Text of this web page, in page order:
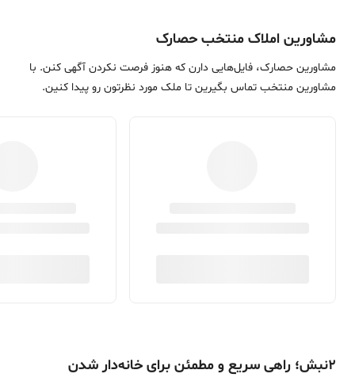
مشاورین املاک منتخب حصارک
مشاورین حصارک، فایل‌هایی دارن که هنوز فرصت نکردن آگهی کنن. با
مشاورین منتخب تماس بگیرین تا ملک مورد نظرتون رو پیدا کنین.
۲نبش؛ راهی سریع و مطمئن برای خانه‌دار شدن